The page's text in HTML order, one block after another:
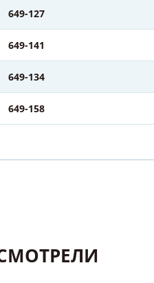
649-127
649-141
649-134
649-158